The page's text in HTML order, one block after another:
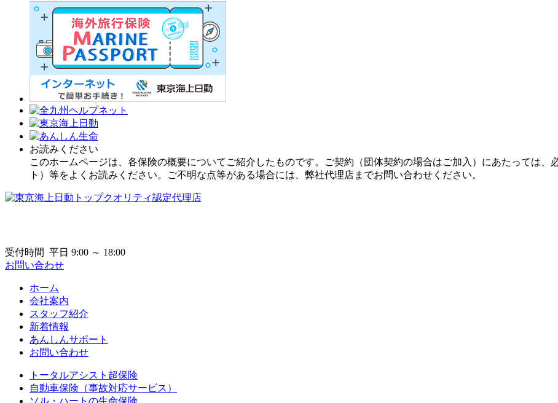
お読みください
このホームページは、各保険の概要についてご紹介したものです。ご契約（団体契約の場合はご加入）にあたっては
ト）等をよくお読みください。ご不明な点等がある場合には、弊社代理店までお問い合わせください。
受付時間 平日 9:00 ～ 18:00
お問い合わせ
ホーム
会社案内
スタッフ紹介
新着情報
あんしんサポート
お問い合わせ
トータルアシスト超保険
自動車保険（事故対応サービス）